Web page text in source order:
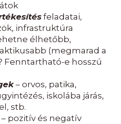
feladatai,
infrastruktúra
élhetőbb,
(megmarad a
Fenntartható-e hosszú
– orvos, patika,
iskolába járás,
stb.
– pozitív és negatív